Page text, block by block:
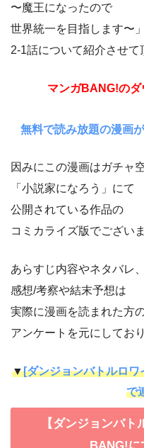
〜魔王になったので
世界統一を目指します〜」
2-1話について紹介させて
マンガBANG!の
無料で読み放題の漫画
因みにこの漫画はガチャ
「小説家になろう」にて
公開されている作品の
コミカライズ版でございま
あらすじ内容やネタバレ、
感想/考察や結末予想は
実際に漫画を読まれた方
アンケートを元にしてお
▼[ダンジョンバトルロ
で
【ダンジョンバ